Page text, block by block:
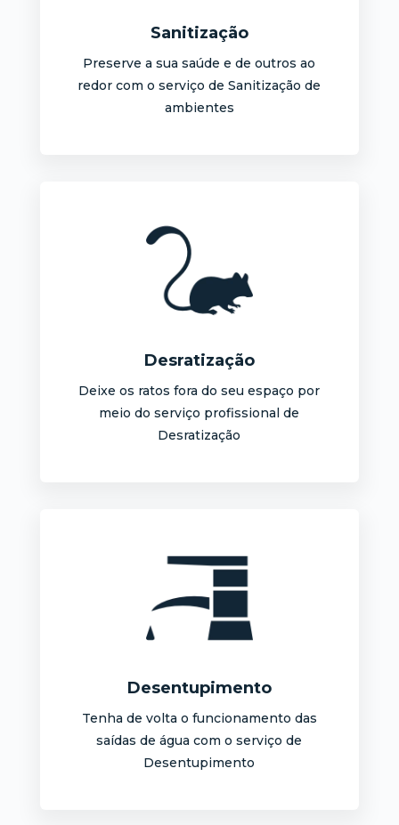
Sanitização
Preserve a sua saúde e de outros ao
redor com o serviço de Sanitização de
ambientes
Desratização
Deixe os ratos fora do seu espaço por
meio do serviço profissional de
Desratização
Desentupimento
Tenha de volta o funcionamento das
saídas de água com o serviço de
Desentupimento